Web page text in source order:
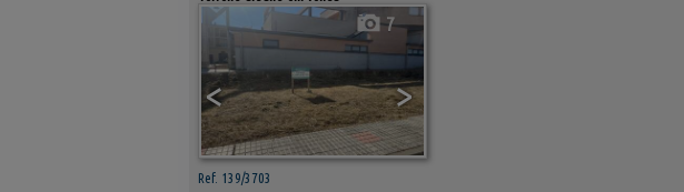
< >
7
Ref. 139/3703